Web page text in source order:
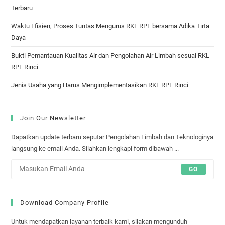
Terbaru
Waktu Efisien, Proses Tuntas Mengurus RKL RPL bersama Adika Tirta
Daya
Bukti Pemantauan Kualitas Air dan Pengolahan Air Limbah sesuai RKL
RPL Rinci
Jenis Usaha yang Harus Mengimplementasikan RKL RPL Rinci
Join Our Newsletter
Dapatkan update terbaru seputar Pengolahan Limbah dan Teknologinya
langsung ke email Anda. Silahkan lengkapi form dibawah ...
GO
Download Company Profile
Untuk mendapatkan layanan terbaik kami, silakan mengunduh